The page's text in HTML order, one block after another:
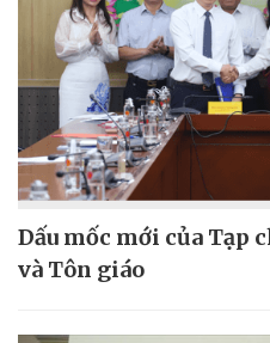
Dấu mốc mới của Tạp
và Tôn giáo